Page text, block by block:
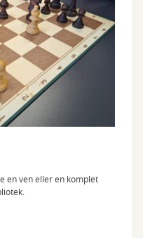
en ven eller en komplet